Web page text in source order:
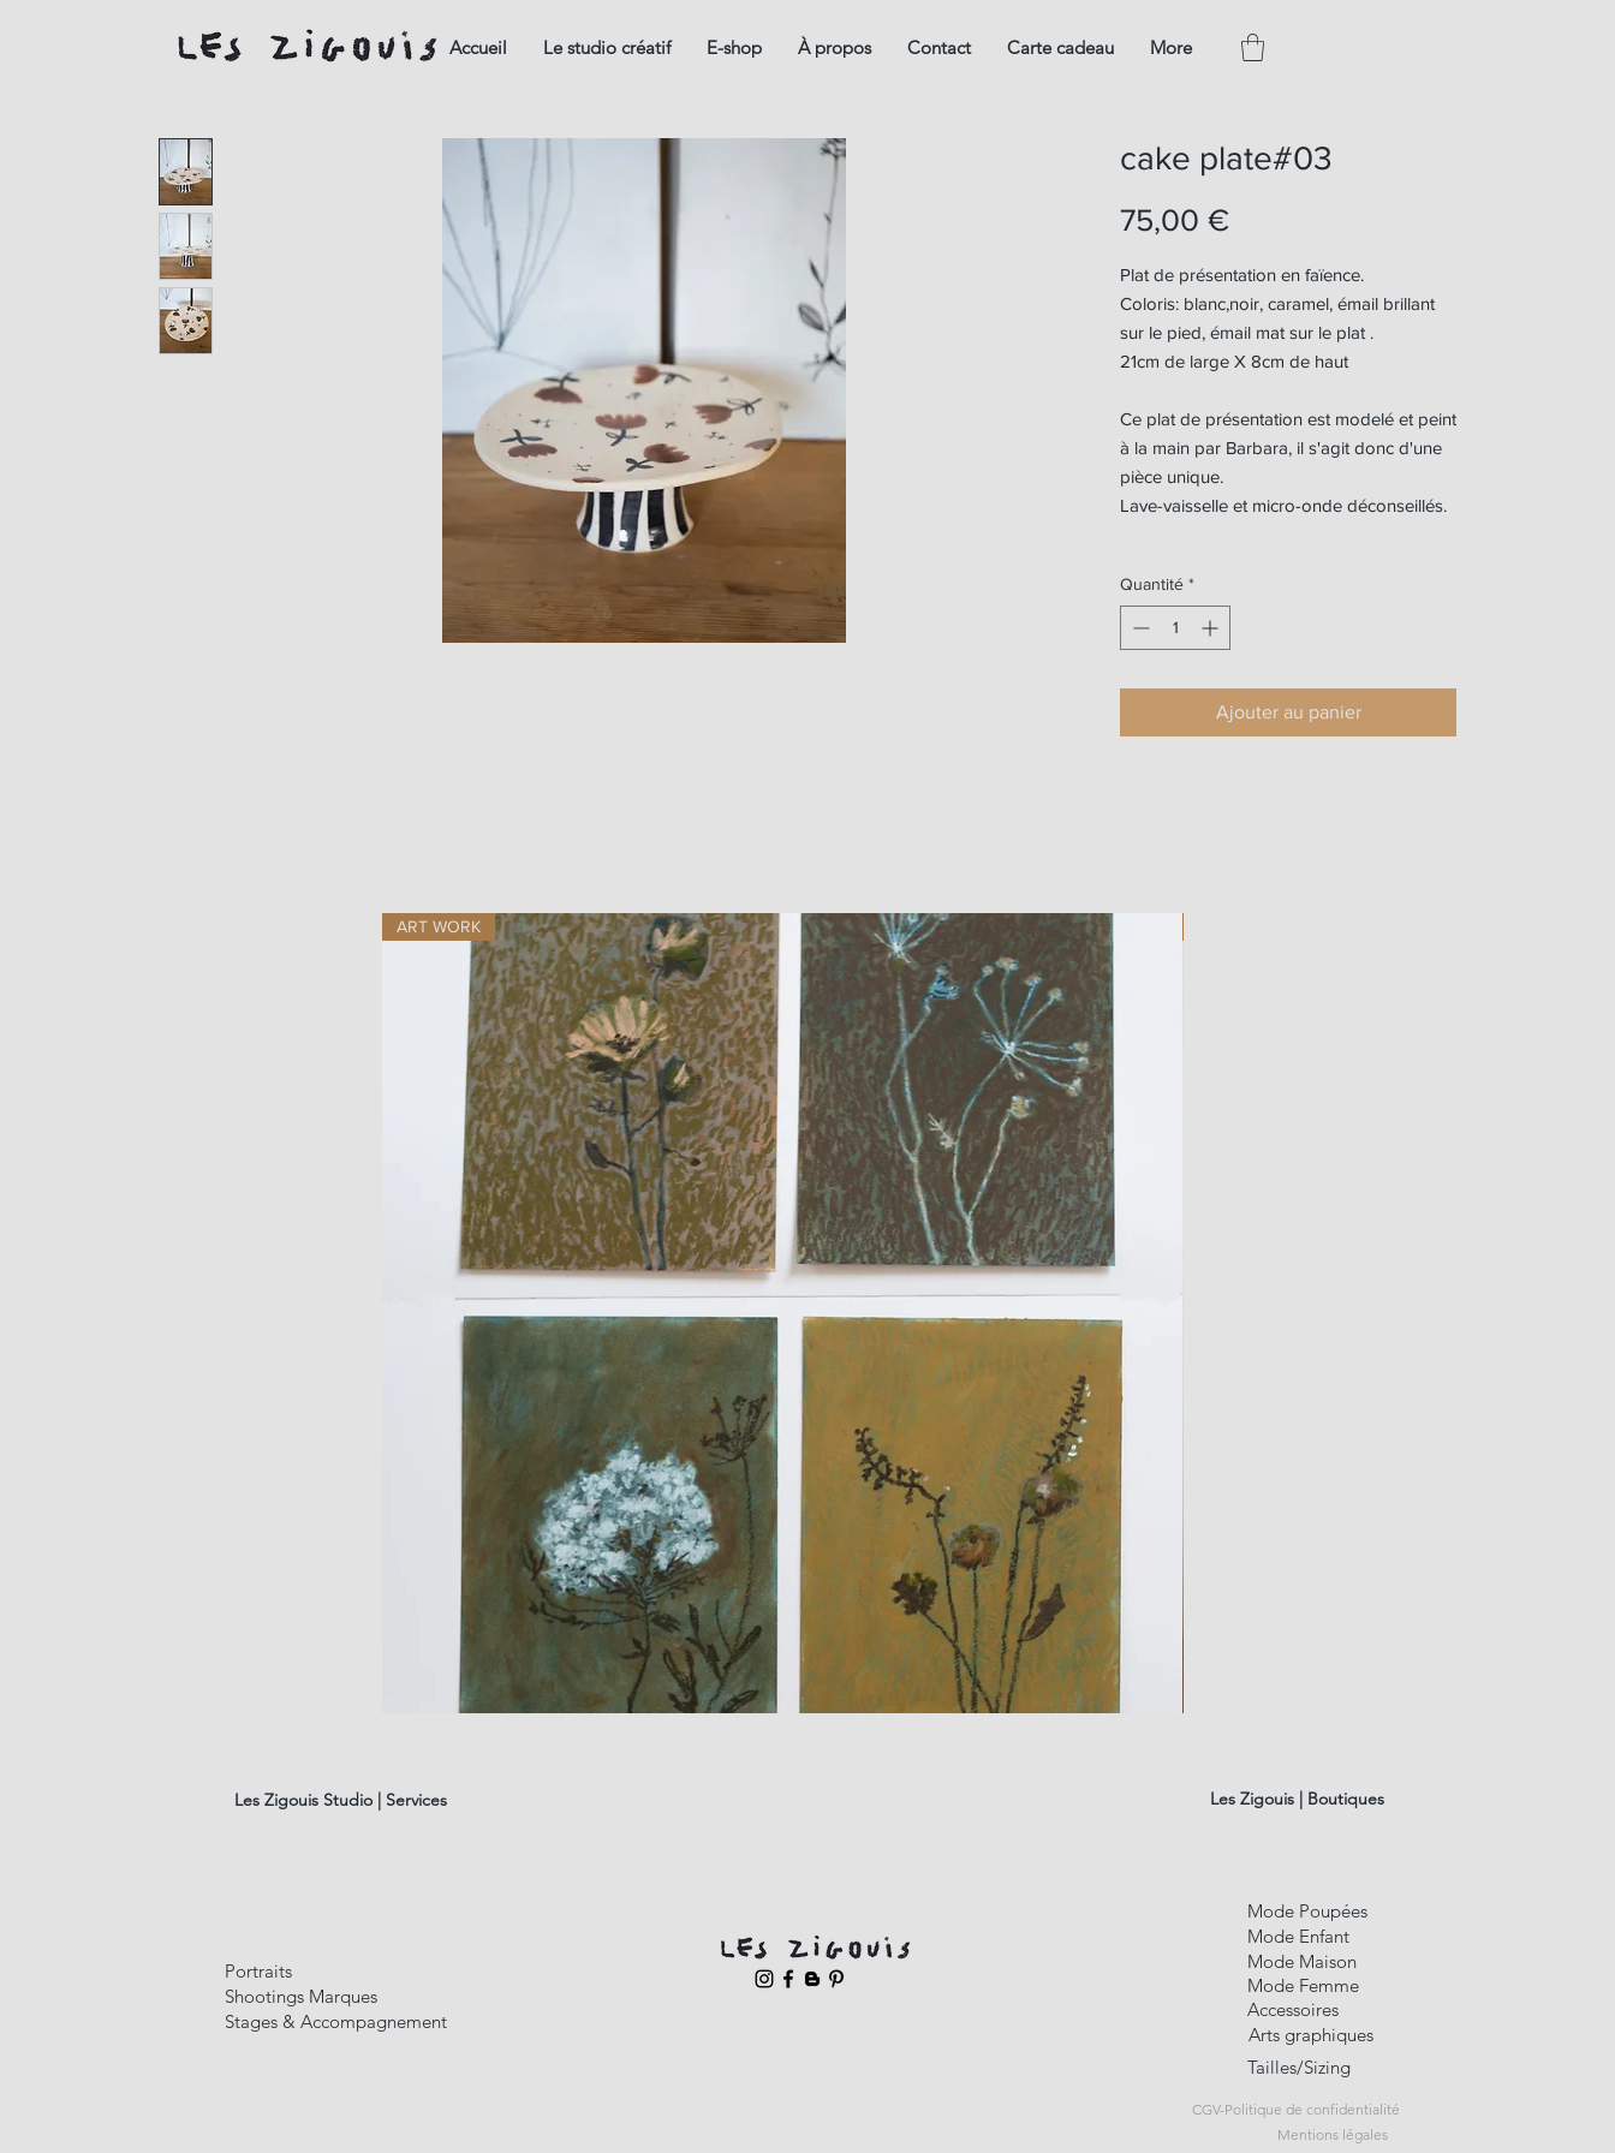
Accueil Le studio créatif E-shop À propos Contact Carte cadeau More
cake plate#03
75,00 €
Plat de présentation en faïence.
Coloris: blanc,noir, caramel, émail brillant
sur le pied, émail mat sur le plat .
21cm de large X 8cm de haut
Ce plat de présentation est modelé et peint
à la main par Barbara, il s'agit donc d'une
pièce unique.
Lave-vaisselle et micro-onde déconseillés.
Quantité *
Ajouter au panier
ART WORK
Les Zigouis Studio | Services Les Zigouis | Boutiques
Mode Poupées
Portraits
Shootings Marques
Stages & Accompagnement
Mode Enfant
Mode Maison
Mode Femme
Accessoires
Arts graphiques
Tailles/Sizing
CGV-Politique de confidentialité
Mentions légales